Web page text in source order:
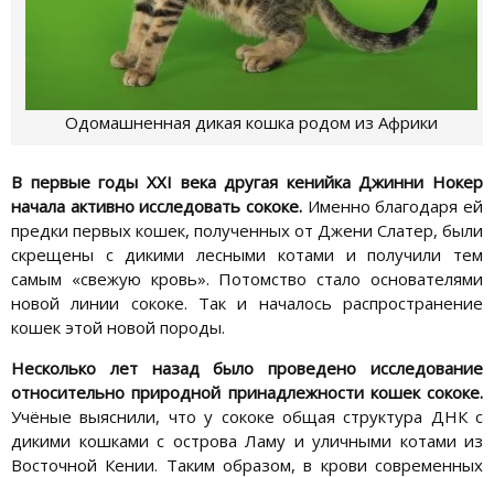
Одомашненная дикая кошка родом из Африки
В первые годы XXI века другая кенийка Джинни Нокер
начала активно исследовать сококе. Именно благодаря ей
предки первых кошек, полученных от Джени Слатер, были
скрещены с дикими лесными котами и получили тем
самым «свежую кровь». Потомство стало основателями
новой линии сококе. Так и началось распространение
кошек этой новой породы.
Несколько лет назад было проведено исследование
относительно природной принадлежности кошек сококе.
Учёные выяснили, что у сококе общая структура ДНК с
дикими кошками с острова Ламу и уличными котами из
Восточной Кении. Таким образом, в крови современных